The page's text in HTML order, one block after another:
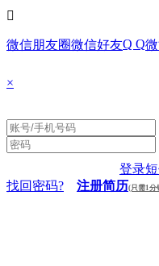

微信朋友圈微信好友Q Q
×
登录
找回密码? 注册简历(只需1分